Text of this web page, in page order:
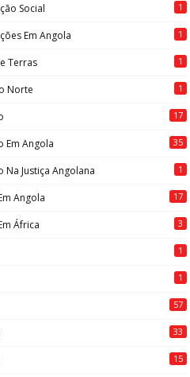
Social 1
Em Angola 1
Terras 1
Norte 1
17
Em Angola 35
Na Justiça Angolana 1
Angola 17
África 3
1
1
57
33
15